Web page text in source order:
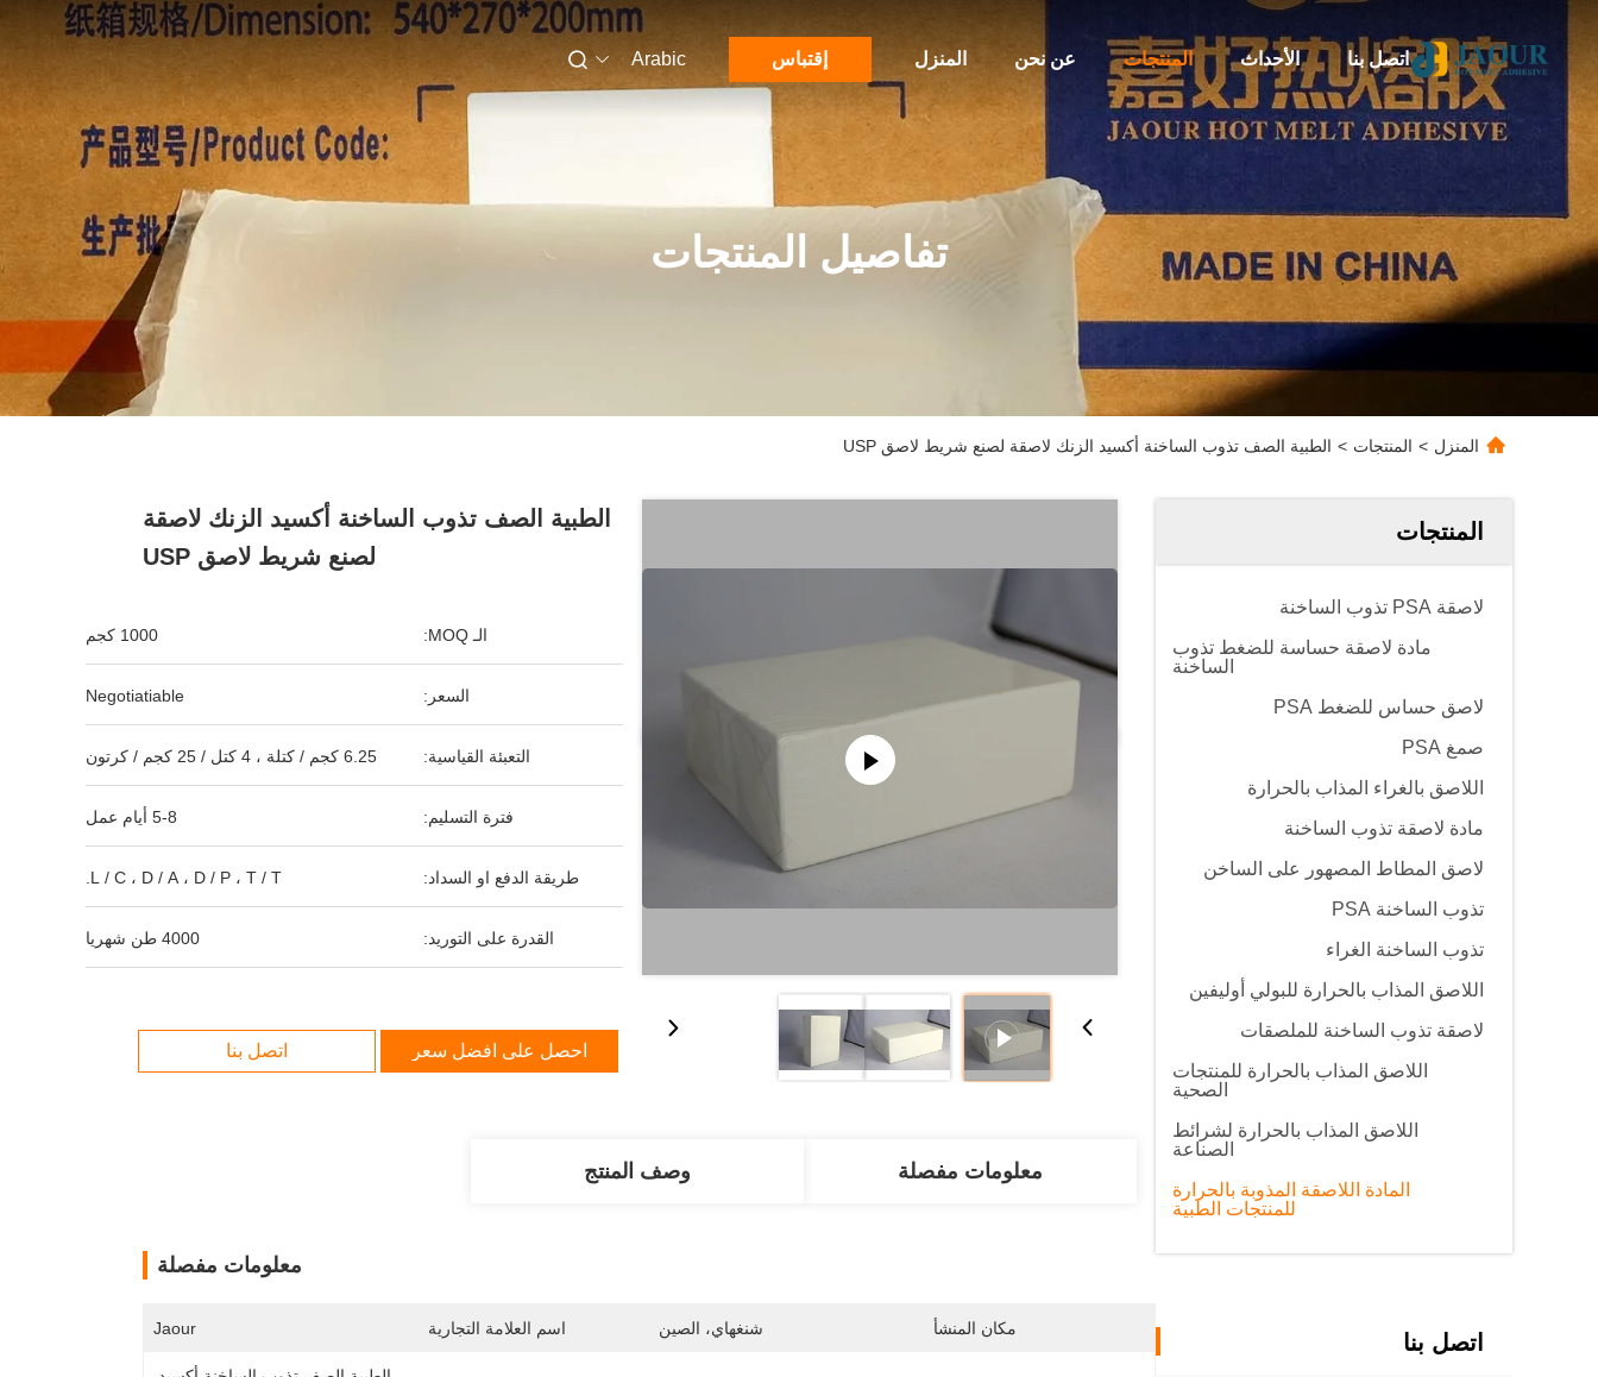
المنزل عن نحن المنتجات الأحداث اتصل بنا إقتباس Arabic
تفاصيل المنتجات
المنزل > المنتجات > الطبية الصف تذوب الساخنة أكسيد الزنك لاصقة لصنع شريط لاصق USP
المنتجات
لاصقة PSA تذوب الساخنة
مادة لاصقة حساسة للضغط تذوب
الساخنة
لاصق حساس للضغط PSA
صمغ PSA
اللاصق بالغراء المذاب بالحرارة
مادة لاصقة تذوب الساخنة
لاصق المطاط المصهور على الساخن
تذوب الساخنة PSA
تذوب الساخنة الغراء
اللاصق المذاب بالحرارة للبولي أوليفين
لاصقة تذوب الساخنة للملصقات
اللاصق المذاب بالحرارة للمنتجات
الصحية
اللاصق المذاب بالحرارة لشرائط
الصناعة
المادة اللاصقة المذوبة بالحرارة
للمنتجات الطبية
اتصل بنا
الطبية الصف تذوب الساخنة أكسيد الزنك لاصقة
لصنع شريط لاصق USP
الـ MOQ: 1000 كجم
السعر: Negotiatiable
التعبئة القياسية: 6.25 كجم / كتلة ، 4 كتل / 25 كجم / كرتون
فترة التسليم: 5-8 أيام عمل
طريقة الدفع او السداد: L / C ، D / A ، D / P ، T / T.
القدرة على التوريد: 4000 طن شهريا
احصل على افضل سعر اتصل بنا
معلومات مفصلة وصف المنتج
معلومات مفصلة
مكان المنشأ شنغهاي، الصين اسم العلامة التجارية Jaour